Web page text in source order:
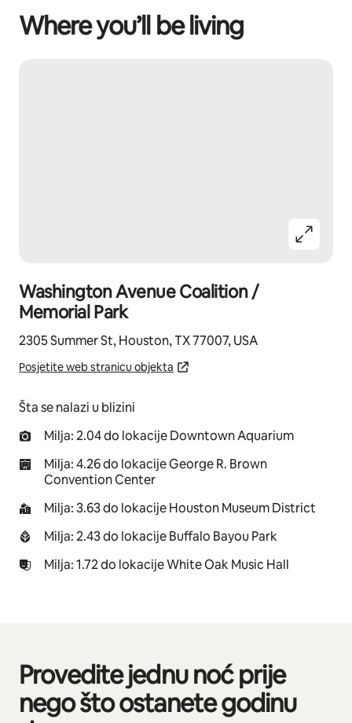
Where you’ll be living
Washington Avenue Coalition /
Memorial Park
2305 Summer St, Houston, TX 77007, USA
Posjetite web stranicu objekta
Šta se nalazi u blizini
Milja: 2.04 do lokacije Downtown Aquarium
Milja: 4.26 do lokacije George R. Brown
Convention Center
Milja: 3.63 do lokacije Houston Museum District
Milja: 2.43 do lokacije Buffalo Bayou Park
Milja: 1.72 do lokacije White Oak Music Hall
Provedite jednu noć prije
nego što ostanete godinu
Prikazano 0 od 0 stavki